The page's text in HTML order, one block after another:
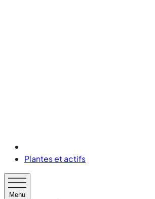
Plantes et actifs
Menu